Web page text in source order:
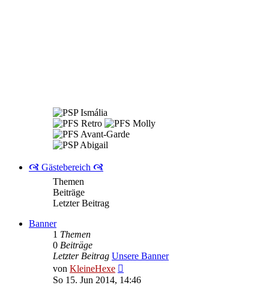
🙧 Gästebereich 🙧
Themen
Beiträge
Letzter Beitrag
Banner
1 Themen
0 Beiträge
Letzter Beitrag Unsere Banner
von KleineHexe
Beitrag
So 15. Jun 2014, 14:46